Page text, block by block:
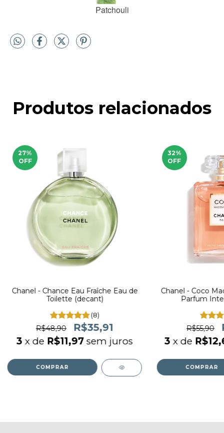
Patchouli
Produtos relacionados
27%
OFF
Chanel - Chance Eau Fraîche Eau de
Toilette (decant)
(8)
R$48,90 R$35,91
3 x de R$11,97 sem juros
COMPRAR
32%
OFF
Chanel - Coco
Parfum
R$55,90
3 x de
COMPRAR